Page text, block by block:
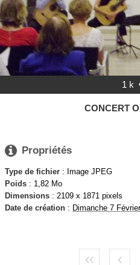
1 k
CONCERT
 Propriétés
Type de fichier : Image JPEG
Poids : 1,82 Mo
Dimensions : 2109 x 1871 pixels
Date de création : Dimanche 7